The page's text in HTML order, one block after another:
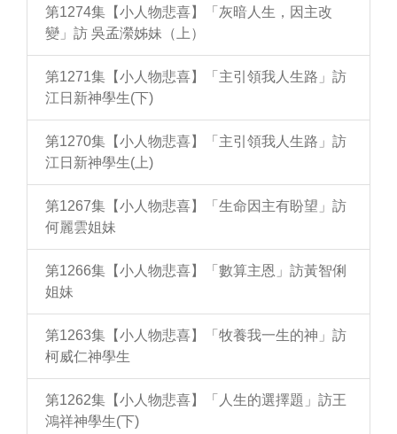
第1274集【小人物悲喜】「灰暗人生，因主改
變」訪 吳孟瀠姊妹（上）
第1271集【小人物悲喜】「主引領我人生路」訪
江日新神學生(下)
第1270集【小人物悲喜】「主引領我人生路」訪
江日新神學生(上)
第1267集【小人物悲喜】「生命因主有盼望」訪
何麗雲姐妹
第1266集【小人物悲喜】「數算主恩」訪黃智俐
姐妹
第1263集【小人物悲喜】「牧養我一生的神」訪
柯威仁神學生
第1262集【小人物悲喜】「人生的選擇題」訪王
鴻祥神學生(下)